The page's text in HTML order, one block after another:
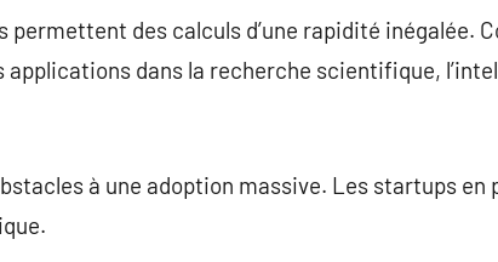
des calculs d’une rapidité inégalée.
dans la recherche scientifique,
à une adoption massive. Les startups en